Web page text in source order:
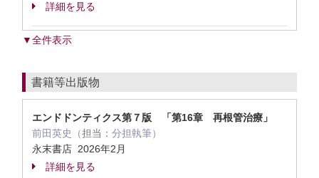
詳細を見る
▼全件表示
書籍等出版物
エンドドンティクス第７版 「第16章 再根管治療」
前田英史（担当： 分担執筆）
永末書店 2026年2月
詳細を見る